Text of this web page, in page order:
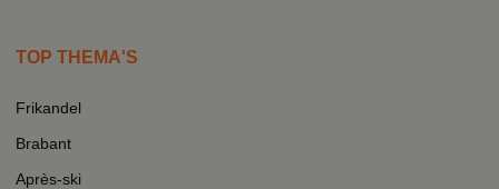
TOP THEMA'S
Frikandel
Brabant
Après-ski